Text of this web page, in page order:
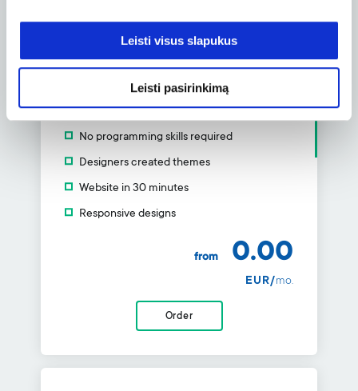
Leisti visus slapukus
Leisti pasirinkimą
Website builder
No programming skills required
Designers created themes
Website in 30 minutes
Responsive designs
from 0.00
EUR/mo.
Order